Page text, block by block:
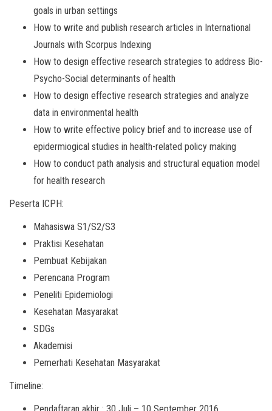
goals in urban settings
How to write and publish research articles in International
Journals with Scorpus Indexing
How to design effective research strategies to address Bio-
Psycho-Social determinants of health
How to design effective research strategies and analyze
data in environmental health
How to write effective policy brief and to increase use of
epidermiogical studies in health-related policy making
How to conduct path analysis and structural equation model
for health research
Peserta ICPH:
Mahasiswa S1/S2/S3
Praktisi Kesehatan
Pembuat Kebijakan
Perencana Program
Peneliti Epidemiologi
Kesehatan Masyarakat
SDGs
Akademisi
Pemerhati Kesehatan Masyarakat
Timeline: